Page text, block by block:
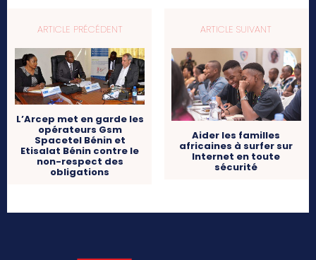
ARTICLE PRÉCÉDENT
L’Arcep met en garde les
opérateurs Gsm
Spacetel Bénin et
Etisalat Bénin contre le
non-respect des
obligations
ARTICLE SUIVANT
Aider les familles
africaines à surfer sur
Internet en toute
sécurité